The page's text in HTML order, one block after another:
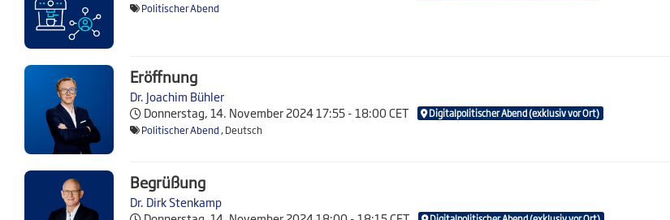
Politischer Abend
Eröffnung
Dr. Joachim Bühler
Donnerstag, 14. November 202417:55 - 18:00 CET Digitalpolitischer Abend (exklusiv vor Ort)
Politischer Abend, Deutsch
Begrüßung
Dr. Dirk Stenkamp